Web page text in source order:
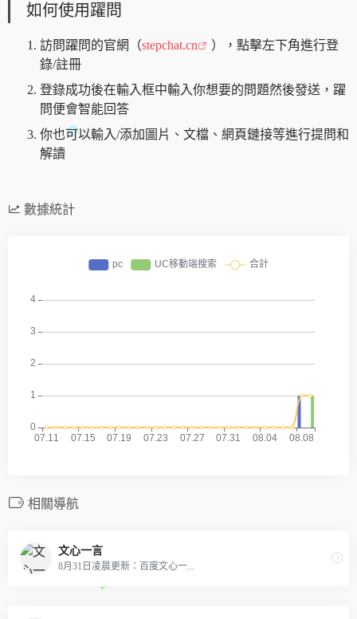
如何使用躍問
訪問躍問的官網（stepchat.cn
），點擊左下角進行登
錄/註冊
登錄成功後在輸入框中輸入你想要的問題然後發送，躍
問便會智能回答
你也可以輸入/添加圖片、文檔、網頁鏈接等進行提問和
解讀
數據統計
相關導航
文心一言
8月31日凌晨更新：百度文心一...